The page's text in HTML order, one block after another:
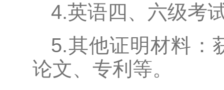
4.英语四、六级考
5.其他证明材料：
论文、专利等。